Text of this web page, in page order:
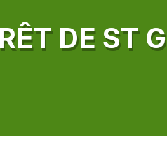
DE ST